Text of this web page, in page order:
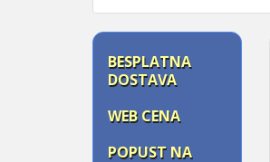
BESPLATNA
DOSTAVA
WEB CENA
POPUST NA